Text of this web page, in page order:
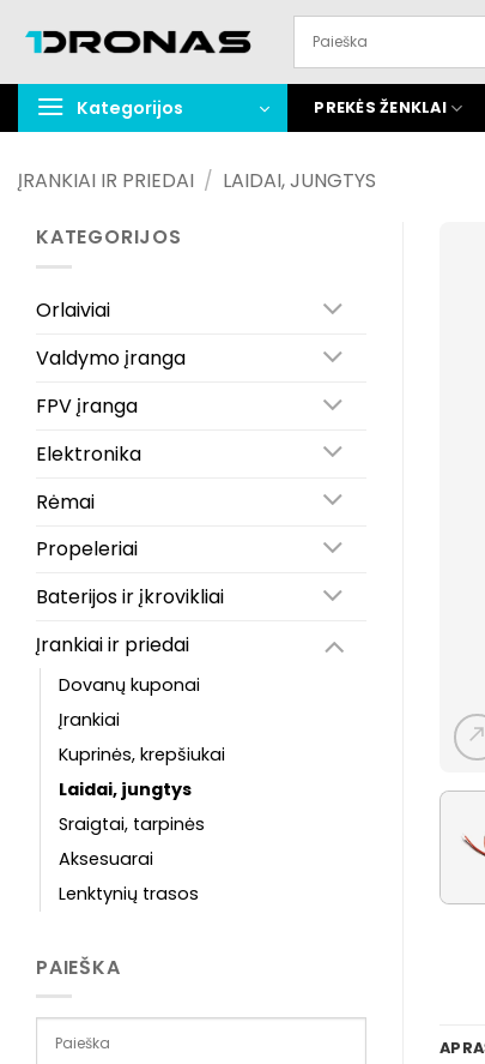
turinį
Kategorijos PREKĖS ŽENKLAI
ĮRANKIAI IR PRIEDAI / LAIDAI, JUNGTYS
KATEGORIJOS
Orlaiviai
Valdymo įranga
FPV įranga
Elektronika
Rėmai
Propeleriai
Baterijos ir įkrovikliai
Įrankiai ir priedai
Dovanų kuponai
Įrankiai
Kuprinės, krepšiukai
Laidai, jungtys
Sraigtai, tarpinės
Aksesuarai
Lenktynių trasos
PAIEŠKA